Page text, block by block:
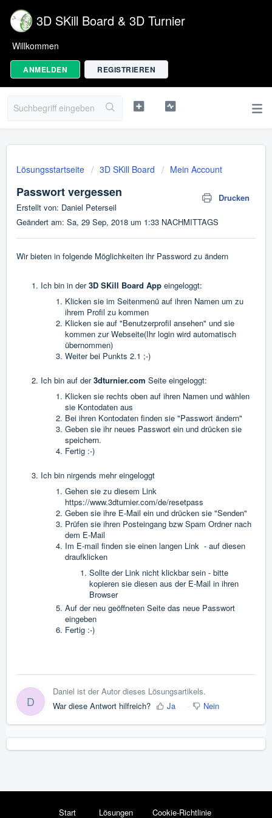
3D SKill Board & 3D Turnier
Willkommen
ANMELDEN REGISTRIEREN
Lösungsstartseite 3D SKill Board Mein Account
Passwort vergessen
Drucken
Erstellt von: Daniel Peterseil
Geändert am: Sa, 29 Sep, 2018 um 1:33 NACHMITTAGS
Wir bieten in folgende Möglichkeiten ihr Password zu ändern
Ich bin in der3D SKill Board App eingeloggt:
Klicken sie im Seitenmenü auf ihren Namen um zu
ihrem Profil zu kommen
Klicken sie auf "Benutzerprofil ansehen" und sie
kommen zur Webseite(Ihr login wird automatisch
übernommen)
Weiter bei Punkts 2.1 ;-)
Ich bin auf der3dturnier.com Seite eingeloggt:
Klicken sie rechts oben auf ihren Namen und wählen
sie Kontodaten aus
Bei ihren Kontodaten finden sie "Passwort ändern"
Geben sie ihr neues Passwort ein und drücken sie
speichern.
Fertig :-)
Ich bin nirgends mehr eingeloggt
Gehen sie zu diesem Link
https://www.3dturnier.com/de/resetpass
Geben sie ihre E-Mail ein und drücken sie "Senden"
Prüfen sie ihren Posteingang bzw Spam Ordner nach
dem E-Mail
Im E-mail finden sie einen langen Link - auf diesen
draufklicken
Sollte der Link nicht klickbar sein - bitte
kopieren sie diesen aus der E-Mail in ihren
Browser
Auf der neu geöffneten Seite das neue Passwort
eingeben
Fertig :-)
D
Daniel ist der Autor dieses Lösungsartikels.
War diese Antwort hilfreich?
Ja Nein
Start Lösungen Cookie-Richtlinie